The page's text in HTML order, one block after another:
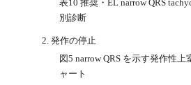
表10 推奨・EL narrow QRS
別診断
2. 発作の停止
図5 narrow QRS を示す発作性
ャート